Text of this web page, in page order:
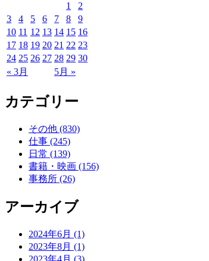
« 3月 5月 »
1
2
3
4 5 6 7 8
9
10 11 12 13 14 15 16
17 18 19 20 21 22 23
24 25 26 27 28 29 30
カテゴリー
その他 (830)
仕事 (245)
日常 (139)
書籍・映画 (156)
事務所 (26)
アーカイブ
2024年6月 (1)
2023年8月 (1)
2023年4月 (3)